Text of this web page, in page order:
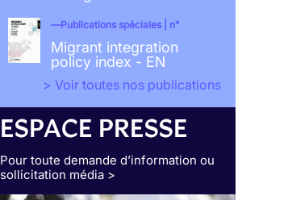
Publications spéciales | n°
Migrant integration
policy index - EN
> Voir toutes nos publications
ESPACE PRESSE
Pour toute demande d’information ou
sollicitation média >